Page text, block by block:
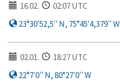
16.02.
02:07 UTC
23°30′52,5′′ N, 75°45′4,379′′ W
02.01.
18:27 UTC
22°7′0′′ N, 80°27′0′′ W